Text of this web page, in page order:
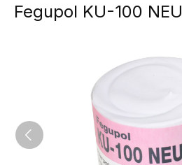
Fegupol KU-100 NEU